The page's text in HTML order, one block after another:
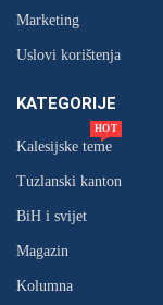
Marketing
Uslovi korištenja
KATEGORIJE
Kalesijske teme
HOT
Tuzlanski kanton
BiH i svijet
Magazin
Kolumna